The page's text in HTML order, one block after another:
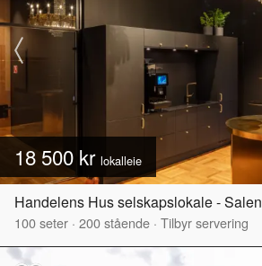
18 500 kr lokalleie
Handelens Hus selskapslokale - Salen
100seter · 200stående · Tilbyr servering